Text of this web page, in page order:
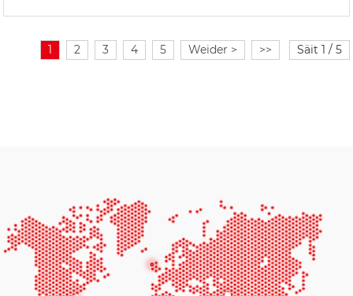
1 2 3 4 5 Weider > >> Säit 1 / 5